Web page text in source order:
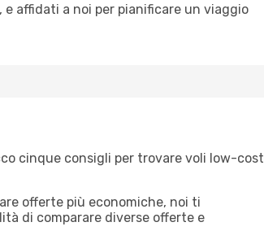
, e affidati a noi per pianificare un viaggio
cinque consigli per trovare voli low-cost
offerte più economiche, noi ti
di comparare diverse offerte e